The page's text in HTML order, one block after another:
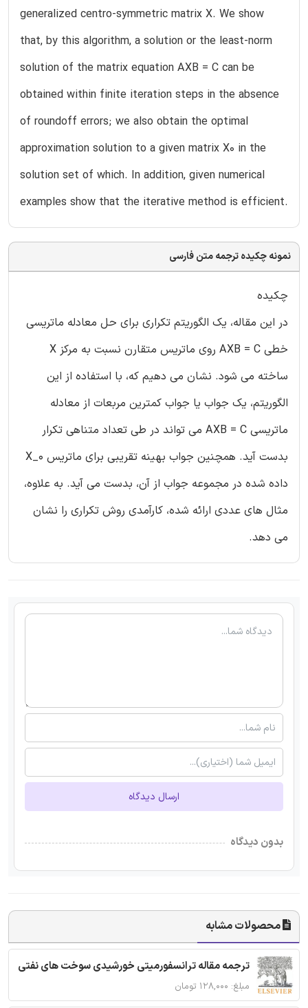
generalized centro-symmetric matrix X. We show
that, by this algorithm, a solution or the least-norm
solution of the matrix equation AXB = C can be
obtained within finite iteration steps in the absence
of roundoff errors; we also obtain the optimal
approximation solution to a given matrix X0 in the
solution set of which. In addition, given numerical
examples show that the iterative method is efficient.
نمونه چکیده ترجمه متن فارسی
چکیده
در این مقاله، یک الگوریتم تکراری برای حل معادله ماتریسی
خطی AXB = C روی ماتریس متقارن نسبت به مرکز X
ساخته می شود. نشان می دهیم که، با استفاده از این
الگوریتم، یک جواب یا جواب کمترین مربعات از معادله
ماتریسی AXB = C می تواند در طی تعداد متناهی تکرار
بدست آید. همچنین جواب بهینه تقریبی برای ماتریس X_0
داده شده در مجموعه جواب از آن، بدست می آید. به علاوه،
مثال های عددی ارائه شده، کارآمدی روش تکراری را نشان
می دهد.
ارسال دیدگاه
بدون دیدگاه
محصولات مشابه
ترجمه مقاله ترانسفورمیتی خورشیدی سوخت های نفتی
مبلغ: ۱۲۸,۰۰۰ تومان